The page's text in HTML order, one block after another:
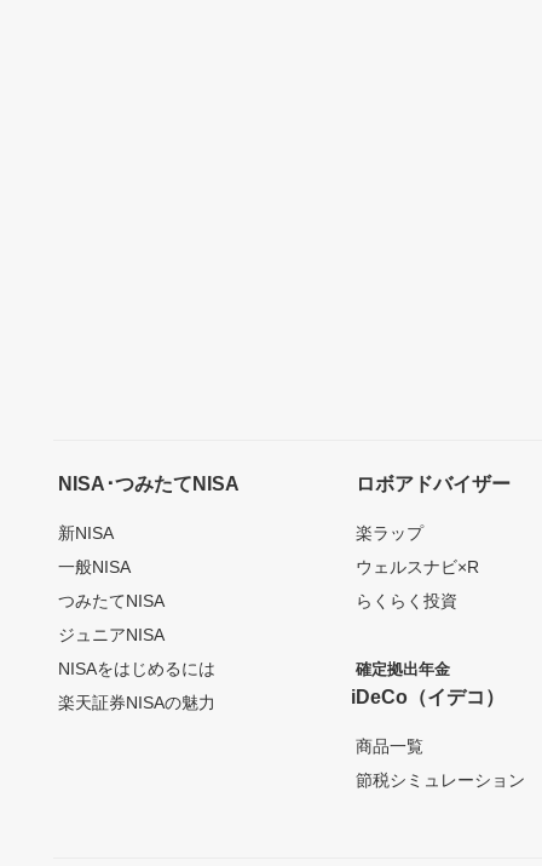
NISA･つみたてNISA
新NISA
一般NISA
つみたてNISA
ジュニアNISA
NISAをはじめるには
楽天証券NISAの魅力
ロボアドバイザー
楽ラップ
ウェルスナビ×R
らくらく投資
確定拠出年金
iDeCo（イデコ）
商品一覧
節税シミュレーション